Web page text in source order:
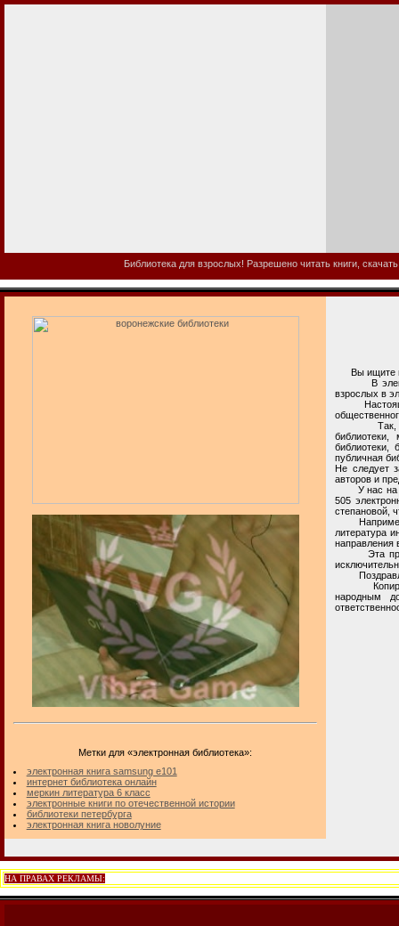
Библиотека для взрослых! Разрешено читать книги,
Метки для «электронная библиотека»:
электронная книга samsung e101
интернет библиотека онлайн
меркин литература 6 класс
электронные книги по отечественной истории
библиотеки петербурга
электронная книга новолуние
Вы ищите
В
взрослых в
Настоящая
Так, в
библиотеки,
библиотеки,
публичная
Не следует
авторов и
У нас на
505
степановой,
Например,
литература
направления
Эта
народным
НА ПРАВАХ РЕКЛАМЫ: